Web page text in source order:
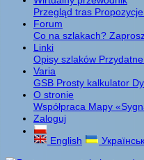
Przegląd tras
Forum
Co na szlakach?
Linki
Opisy szlaków
Varia
GSB Prosty kalkulator
O stronie
Współpraca Mapy
Zaloguj
English